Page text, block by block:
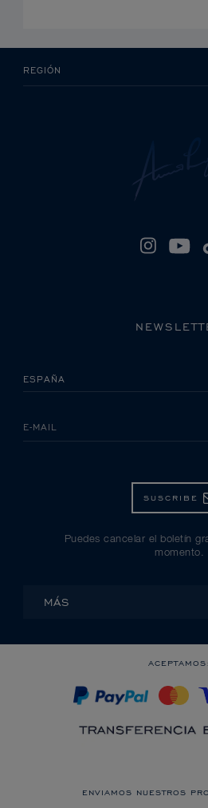
REGIÓN
POR FAVOR, SELECCIONA TU PAÍS
E-MAIL
SUSCRIBE
Puedes cancelar el boletín
momento.
MÁS
ACEPTAMOS:
ENVIAMOS NUESTROS